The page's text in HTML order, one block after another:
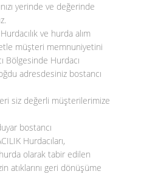
yerinde ve değerinde
ve hurda alım
müşteri memnuniyetini
Bölgesinde Hurdacı
adresdesiniz bostancı
siz değerli müşterilerimize
bostancı
Hurdacıları,
olarak tabir edilen
atıklarını geri dönüşüme